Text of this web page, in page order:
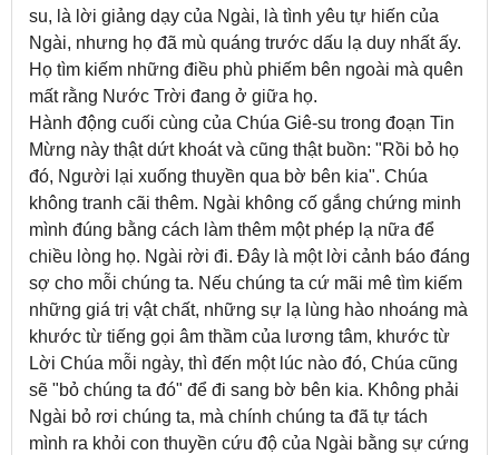
su, là lời giảng dạy của Ngài, là tình yêu tự hiến của
Ngài, nhưng họ đã mù quáng trước dấu lạ duy nhất ấy.
Họ tìm kiếm những điều phù phiếm bên ngoài mà quên
mất rằng Nước Trời đang ở giữa họ.
Hành động cuối cùng của Chúa Giê-su trong đoạn Tin
Mừng này thật dứt khoát và cũng thật buồn: "Rồi bỏ họ
đó, Người lại xuống thuyền qua bờ bên kia". Chúa
không tranh cãi thêm. Ngài không cố gắng chứng minh
mình đúng bằng cách làm thêm một phép lạ nữa để
chiều lòng họ. Ngài rời đi. Đây là một lời cảnh báo đáng
sợ cho mỗi chúng ta. Nếu chúng ta cứ mãi mê tìm kiếm
những giá trị vật chất, những sự lạ lùng hào nhoáng mà
khước từ tiếng gọi âm thầm của lương tâm, khước từ
Lời Chúa mỗi ngày, thì đến một lúc nào đó, Chúa cũng
sẽ "bỏ chúng ta đó" để đi sang bờ bên kia. Không phải
Ngài bỏ rơi chúng ta, mà chính chúng ta đã tự tách
mình ra khỏi con thuyền cứu độ của Ngài bằng sự cứng